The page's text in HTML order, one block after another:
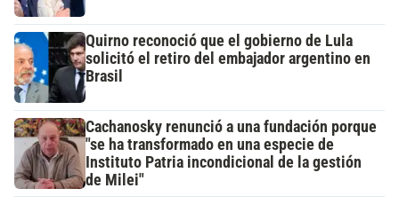
Quirno reconoció que el gobierno de Lula
solicitó el retiro del embajador argentino en
Brasil
Cachanosky renunció a una fundación porque
"se ha transformado en una especie de
Instituto Patria incondicional de la gestión
de Milei"